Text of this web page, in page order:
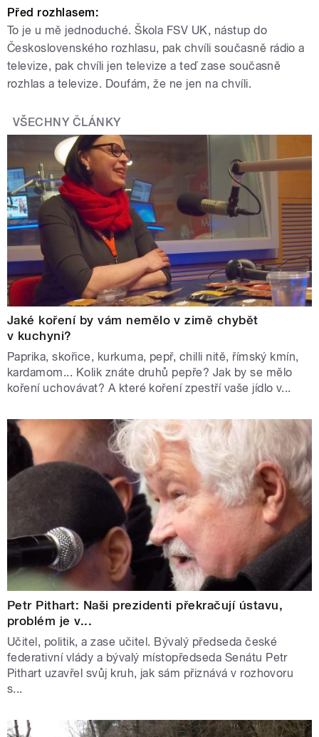
Před rozhlasem:
To je u mě jednoduché. Škola FSV UK, nástup do
Československého rozhlasu, pak chvíli současně rádio a
televize, pak chvíli jen televize a teď zase současně
rozhlas a televize. Doufám, že ne jen na chvíli.
VŠECHNY ČLÁNKY
Jaké koření by vám nemělo v zimě chybět
v kuchyni?
Paprika, skořice, kurkuma, pepř, chilli nitě, římský kmín,
kardamom... Kolik znáte druhů pepře? Jak by se mělo
koření uchovávat? A které koření zpestří vaše jídlo v...
Petr Pithart: Naši prezidenti překračují ústavu,
problém je v...
Učitel, politik, a zase učitel. Bývalý předseda české
federativní vlády a bývalý místopředseda Senátu Petr
Pithart uzavřel svůj kruh, jak sám přiznává v rozhovoru
s...